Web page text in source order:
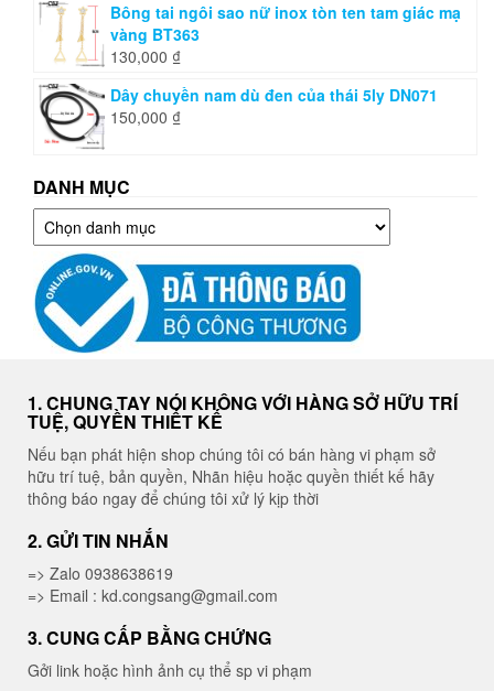
Bông tai ngôi sao nữ inox tòn ten tam giác mạ
vàng BT363
130,000 ₫
Dây chuyền nam dù đen của thái 5ly DN071
150,000 ₫
DANH MỤC
Danh
mục
1. CHUNG TAY NÓI KHÔNG VỚI HÀNG SỞ HỮU TRÍ
TUỆ, QUYỀN THIẾT KẾ
Nếu bạn phát hiện shop chúng tôi có bán hàng vi phạm sở
hữu trí tuệ, bản quyền, Nhãn hiệu hoặc quyền thiết kế hãy
thông báo ngay để chúng tôi xử lý kịp thời
2. GỬI TIN NHẮN
=> Zalo 0938638619
=> Email : kd.congsang@gmail.com
3. CUNG CẤP BẰNG CHỨNG
Gởi link hoặc hình ảnh cụ thể sp vi phạm